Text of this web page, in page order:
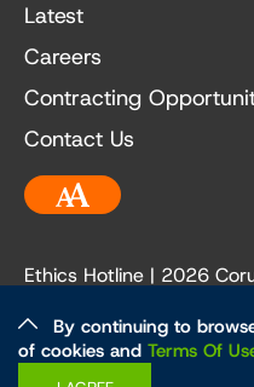
Latest
Careers
Contracting
Contact Us
Ethics Hotline | 2026
Ethics and Policies
By continuing to
of cookies and Terms Of